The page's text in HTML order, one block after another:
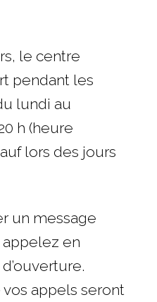
le centre
pendant les
lundi au
h (heure
lors des jours
un message
en
appels seront